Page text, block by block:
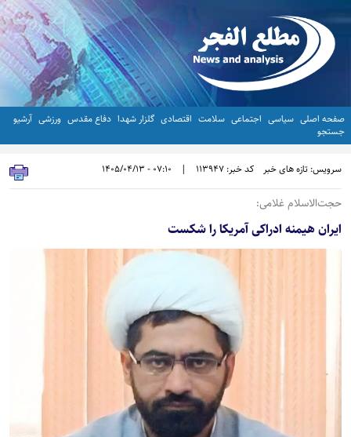
صفحه اصلی سیاسی اجتماعی سلامت اقتصادی گلزار شهدا دفاع مقدس ورزشی آرشیو
جستجو
سرویس: تازه های خبر کد خبر: 113947 |
07:10 - 1405/04/13
حجت‌الاسلام غلامی:
ایران هیمنه ادراکی آمریکا را شکست